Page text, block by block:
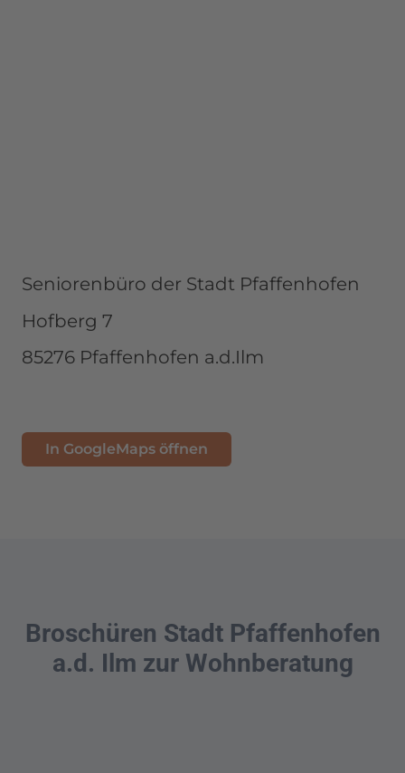
Seniorenbüro der Stadt Pfaffenhofen
Hofberg 7
85276 Pfaffenhofen a.d.Ilm
In GoogleMaps öffnen
Broschüren Stadt Pfaffenhofen
a.d. Ilm zur Wohnberatung